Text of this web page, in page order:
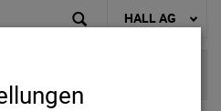
HALL AG